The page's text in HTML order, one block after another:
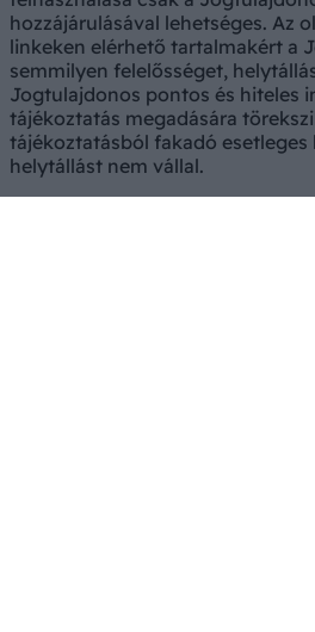
hozzájárulásával lehetséges. Az
linkeken elérhető tartalmakért a
semmilyen felelősséget,
Jogtulajdonos pontos és hiteles
tájékoztatás megadására
tájékoztatásból fakadó
helytállást nem vállal.